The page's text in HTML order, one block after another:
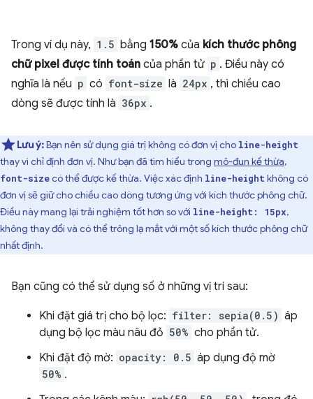
Trong ví dụ này, 1.5 bằng 150% của kích thước phông
chữ pixel được tính toán của phần tử p . Điều này có
nghĩa là nếu p có font-size là 24px , thì chiều cao
dòng sẽ được tính là 36px .
Lưu ý:Bạn nên sử dụng giá trị không có đơn vị cho line-height
thay vì chỉ định đơn vị. Như bạn đã tìm hiểu trong mô-đun kế thừa,
font-sizecó thể được kế thừa. Việc xác định line-height không có
đơn vị sẽ giữ cho chiều cao dòng tương ứng với kích thước phông chữ.
Điều này mang lại trải nghiệm tốt hơn so với line-height: 15px,
không thay đổi và có thể trông lạ mắt với một số kích thước phông chữ
nhất định.
Bạn cũng có thể sử dụng số ở những vị trí sau:
Khi đặt giá trị cho bộ lọc: filter: sepia(0.5) áp
dụng bộ lọc màu nâu đỏ 50% cho phần tử.
Khi đặt độ mờ: opacity: 0.5 áp dụng độ mờ
50% .